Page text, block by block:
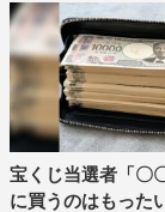
宝くじ当選者「〇
に買うのはもった